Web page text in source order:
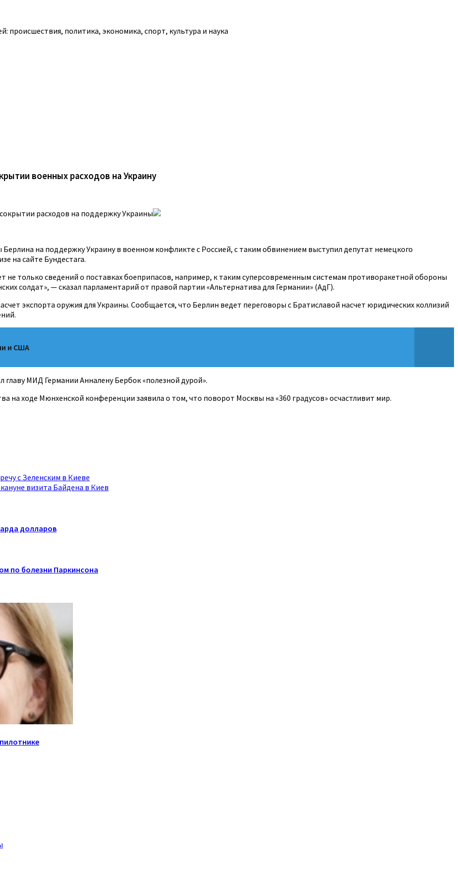
происшествия, политика, экономика, спорт, культура и наука
военных расходов на Украину
расходов на поддержку Украины
на поддержку Украину в военном конфликте с Россией, с таким обвинением выступил депутат немецкого
на сайте Бундестага.
только сведений о поставках боеприпасов, например, к таким суперсовременным системам противоракетной обороны
солдат», — сказал парламентарий от правой партии «Альтернатива для Германии» (АдГ).
экспорта оружия для Украины. Сообщается, что Берлин ведет переговоры с Братиславой насчет юридических коллизий
и США
МИД Германии Анналену Бербок «полезной дурой».
на ходе Мюнхенской конференции заявила о том, что поворот Москвы на «360 градусов» осчастливит мир.
с Зеленским в Киеве
визита Байдена в Киев
долларов
по болезни Паркинсона